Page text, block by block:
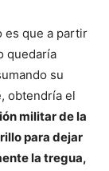
es que a partir
quedaría
su
obtendría el
militar de la
para dejar
la tregua,